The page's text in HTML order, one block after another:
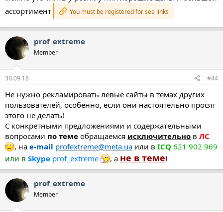
ассортимент
You must be registered for see links
prof_extreme
Member
30.09.18 #44
Не нужно рекламировать левые сайты в темах других
пользователей, особенно, если они настоятельно просят
этого не делать!
С конкретными предложениями и содержательными
вопросами по теме обращаемся исключительно в ЛС
, на e-mail profextreme@meta.ua или в ICQ 621 902 969
или в Skype prof_extreme , а не в теме!
prof_extreme
Member